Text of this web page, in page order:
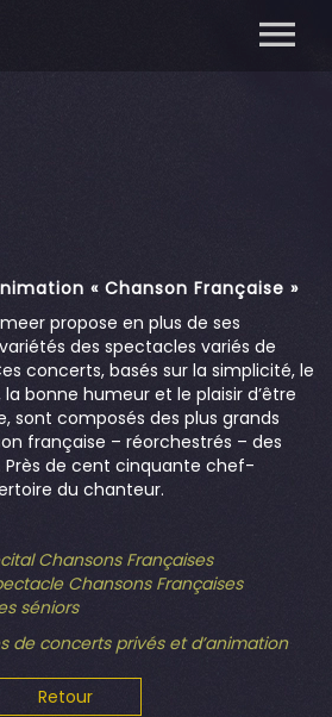
« Chanson Française »
propose en plus de ses
des spectacles variés de
concerts, basés sur la simplicité, le
bonne humeur et le plaisir d’être
sont composés des plus grands
française – réorchestrés – des
Près de cent cinquante chef-
du chanteur.
Chansons Françaises
Chansons Françaises
séniors
de concerts privés et d’animation
Retour